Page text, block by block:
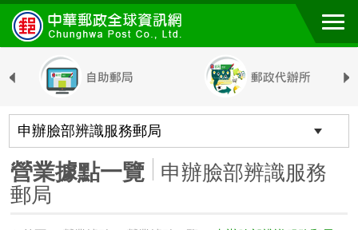
跳到主要內容區塊
營業據點一覽 申辦臉部辨識服務
郵局